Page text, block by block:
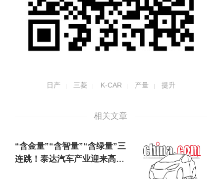
日产 三菱 K-CAR 产量 提升
相关文章
“含金量”“含智量”“含绿量”三
连跳！泰达汽车产业迎来高质